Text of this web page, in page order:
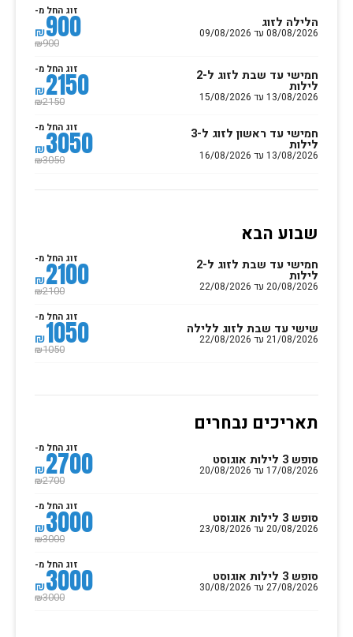
הלילה לזוג
08/08/2026 עד 09/08/2026
זוג החל מ-
₪900
₪900
חמישי עד שבת לזוג ל-2
לילות
13/08/2026 עד 15/08/2026
זוג החל מ-
₪2150
₪2150
חמישי עד ראשון לזוג ל-3
לילות
13/08/2026 עד 16/08/2026
זוג החל מ-
₪3050
₪3050
שבוע הבא
חמישי עד שבת לזוג ל-2
לילות
20/08/2026 עד 22/08/2026
זוג החל מ-
₪2100
₪2100
שישי עד שבת לזוג ללילה
21/08/2026 עד 22/08/2026
זוג החל מ-
₪1050
₪1050
תאריכים נבחרים
סופש 3 לילות אוגוסט
17/08/2026 עד 20/08/2026
זוג החל מ-
₪2700
₪2700
סופש 3 לילות אוגוסט
20/08/2026 עד 23/08/2026
זוג החל מ-
₪3000
₪3000
סופש 3 לילות אוגוסט
27/08/2026 עד 30/08/2026
זוג החל מ-
₪3000
₪3000